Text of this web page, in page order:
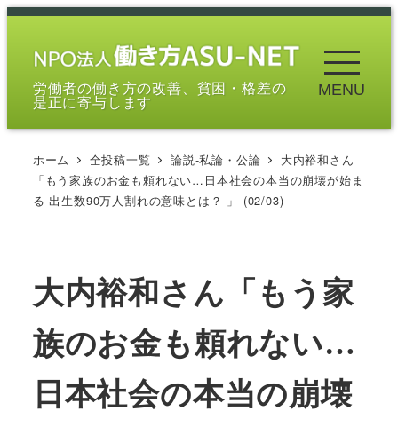
メ
労働者の働き方の改善、貧困・格差の
是正に寄与します
MENU
ホーム 全投稿一覧 論説-私論・公論
大内裕和さん
「もう家族のお金も頼れない…日本社会の本当の崩壊が始ま
る 出生数90万人割れの意味とは？ 」 (02/03)
大内裕和さん「もう家
族のお金も頼れない…
日本社会の本当の崩壊